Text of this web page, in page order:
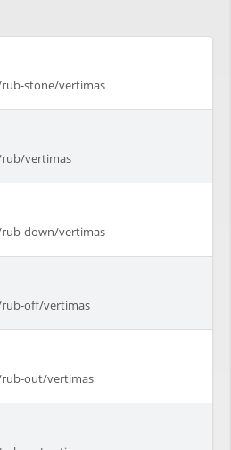
stone/vertimas
vertimas
down/vertimas
off/vertimas
out/vertimas